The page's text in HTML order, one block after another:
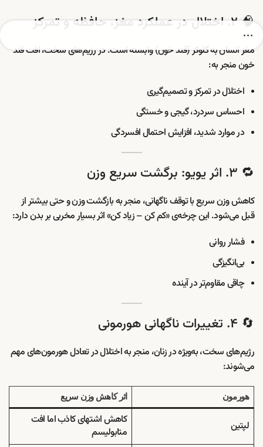
🧠 ۲. اختلال در عملکرد مغز، حافظه و تمرکز
مغز انسان به گلوکز (قند خون) وابسته است. در رژیم‌های سخت، افت قند
خون منجر به:
اختلال در تمرکز و تصمیم‌گیری
احساس سردرد، گیجی و خستگی
در موارد شدید، افزایش احتمال افسردگی
🔁 ۳. اثر یویو: برگشت سریع وزن
کاهش وزن سریع با توقف ناگهانی، منجر به بازگشت وزن و حتی بیشتر از
قبل می‌شود. این چرخه‌ی «کم کن – زیاد کن» اثر بسیار مخربی بر بدن دارد:
فشار روانی
بی‌انگیزگی
چاقی مقاوم‌تر در آینده
🔄 ۴. تغییرات ناگهانی هورمونی
رژیم‌های سخت، به‌ویژه در زنان، منجر به اختلال در تعادل هورمون‌های مهم
می‌شوند:
هورمون اثر کاهش وزن سریع
لپتین
کاهش اشتهای کاذب اما افت
متابولیسم